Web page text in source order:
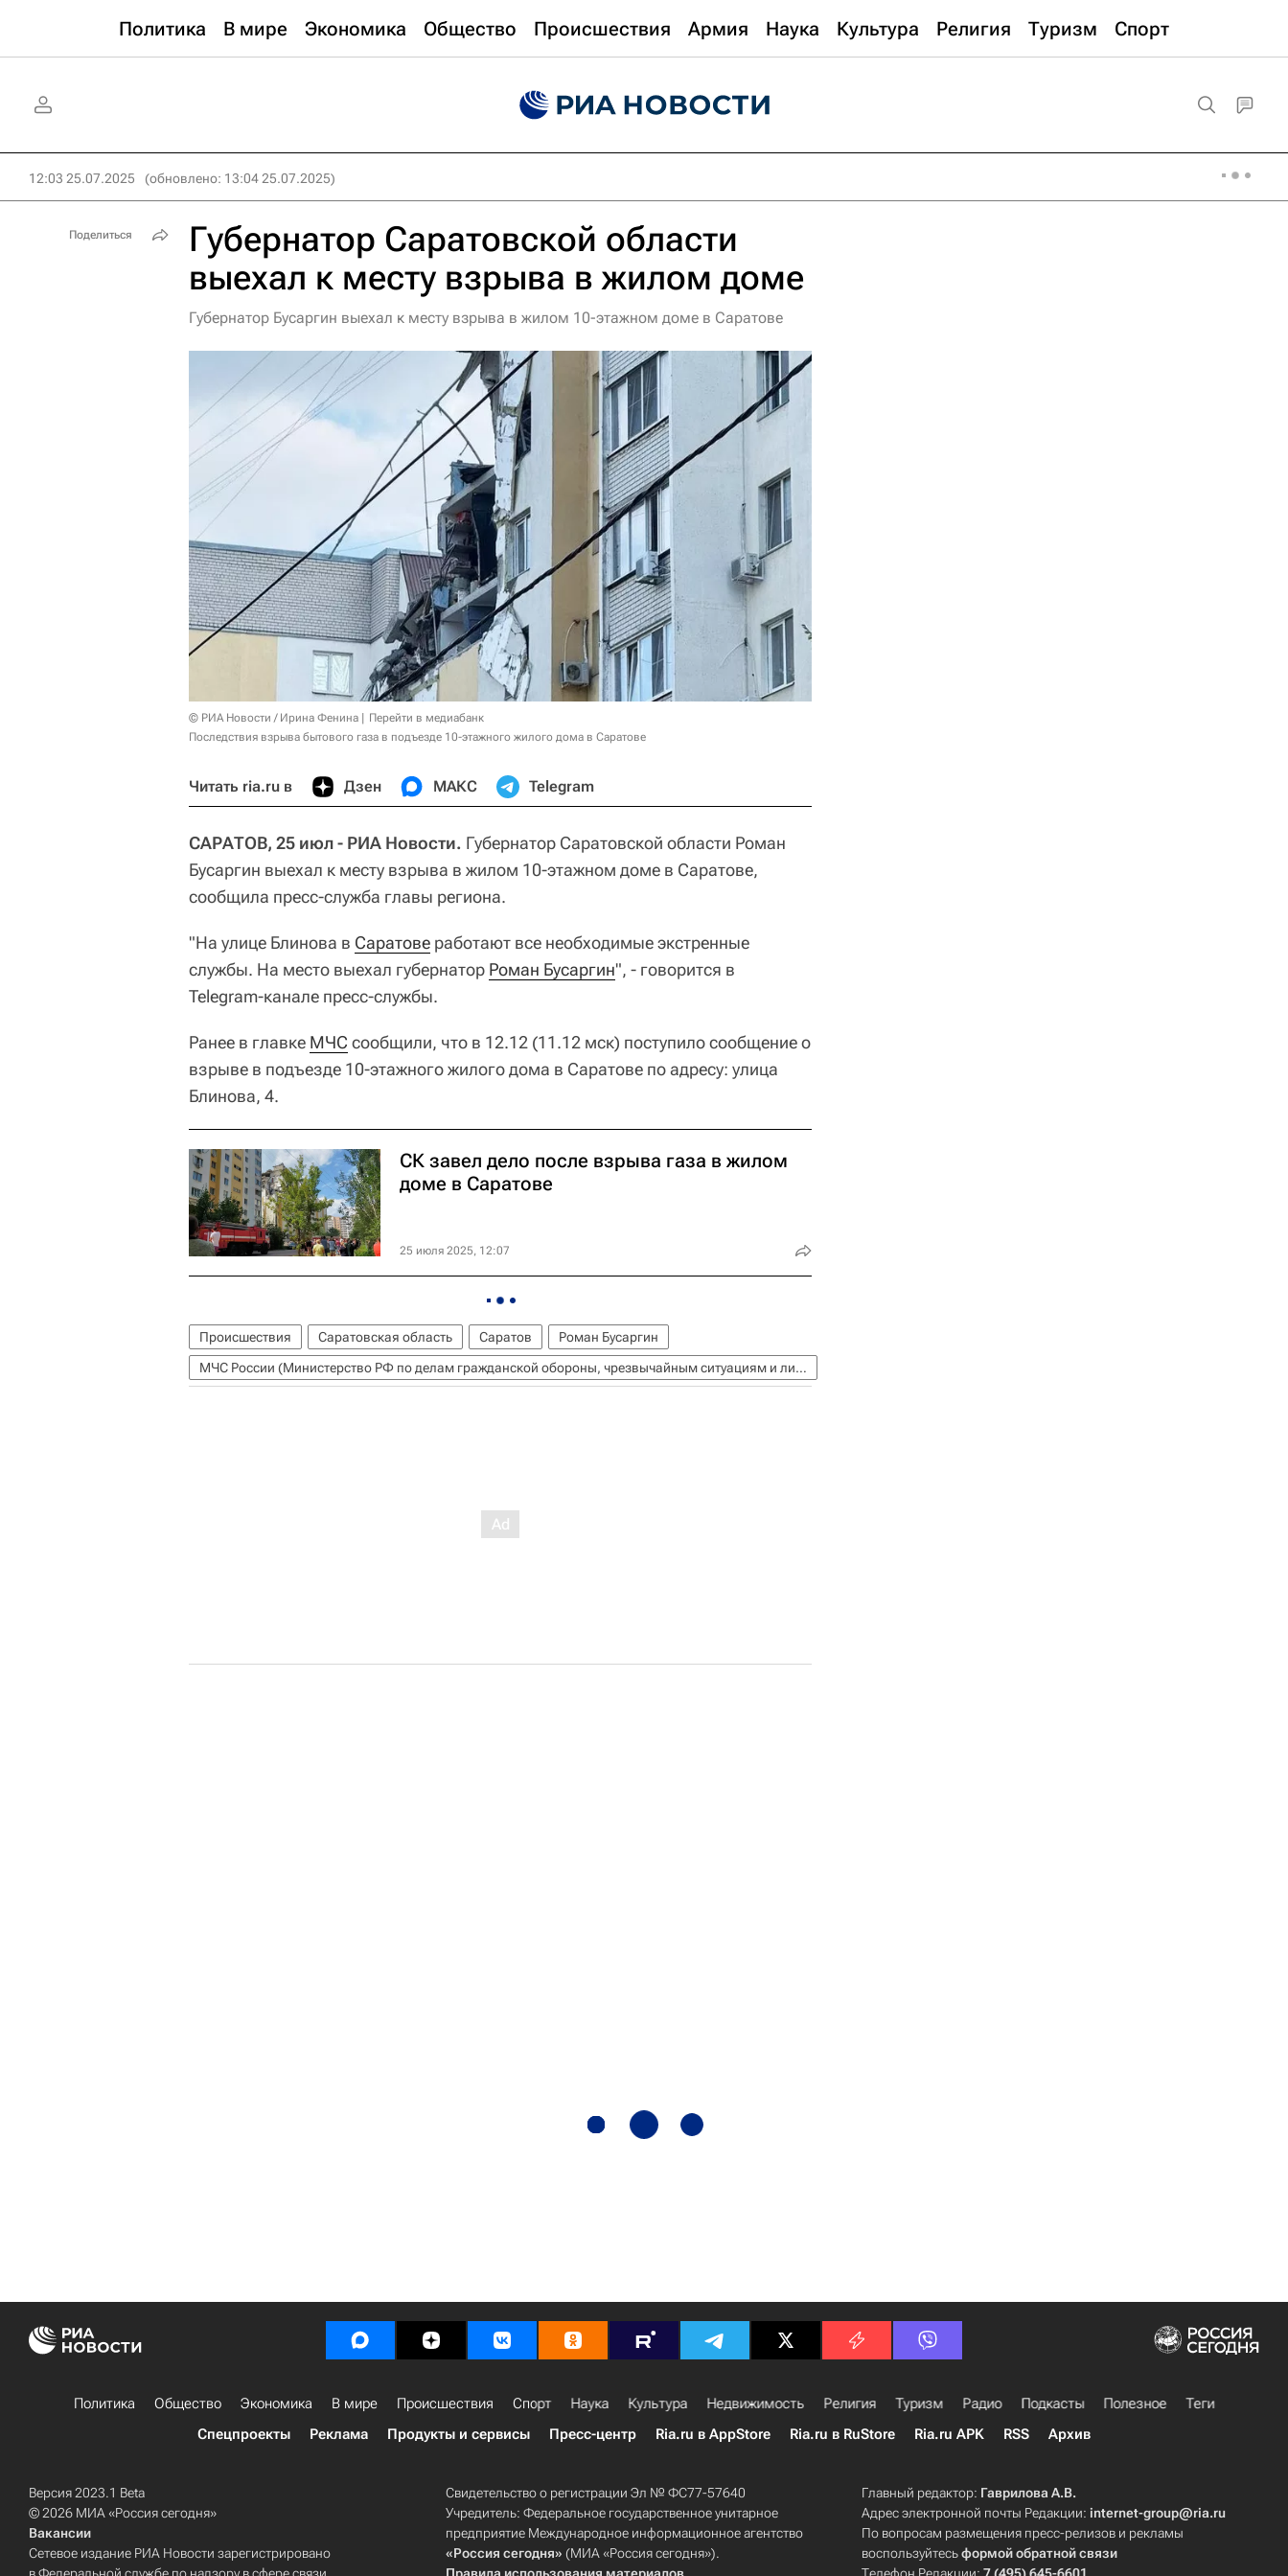
Политика В мире Экономика Общество Происшествия Армия Наука Культура Религия Туризм Спорт
12:03 25.07.2025 (обновлено: 13:04 25.07.2025)
Губернатор Саратовской области
выехал к месту взрыва в жилом доме
Губернатор Бусаргин выехал к месту взрыва в жилом 10-этажном доме в Саратове
© РИА Новости / Ирина Фенина
Перейти в медиабанк
Последствия взрыва бытового газа в подъезде 10-этажного жилого дома в Саратове
Читать ria.ru в Дзен МАКС Telegram
САРАТОВ, 25 июл - РИА Новости. Губернатор Саратовской области Роман
Бусаргин выехал к месту взрыва в жилом 10-этажном доме в Саратове,
сообщила пресс-служба главы региона.
"️На улице Блинова в Саратове работают все необходимые экстренные
службы. На место выехал губернатор Роман Бусаргин", - говорится в
Telegram-канале пресс-службы.
Ранее в главке МЧС сообщили, что в 12.12 (11.12 мск) поступило сообщение о
взрыве в подъезде 10-этажного жилого дома в Саратове по адресу: улица
Блинова, 4.
СК завел дело после взрыва газа в жилом
доме в Саратове
25 июля 2025, 12:07
Происшествия Саратовская область Саратов
Роман Бусаргин
МЧС России (Министерство РФ по делам гражданской обороны, чрезвычайным ситуациям и ликвидации последствий стихийных бедствий)
Поделиться
Политика Общество Экономика В мире Происшествия Спорт Наука Культура Недвижимость Религия Туризм Радио Подкасты Полезное
Теги
Спецпроекты
Реклама Продукты и сервисы Пресс-центр Ria.ru в AppStore Ria.ru в RuStore Ria.ru APK RSS Архив
Версия 2023.1 Beta
© 2026 МИА «Россия сегодня»
Вакансии
Сетевое издание РИА Новости зарегистрировано
Свидетельство о регистрации Эл № ФС77-57640
Учредитель: Федеральное государственное унитарное
предприятие Международное информационное агентство
«Россия сегодня» (МИА «Россия сегодня»).
Главный редактор: Гаврилова А.В.
Адрес электронной почты Редакции:internet-group@ria.ru
По вопросам размещения пресс-релизов и рекламы
воспользуйтесьформой обратной связи